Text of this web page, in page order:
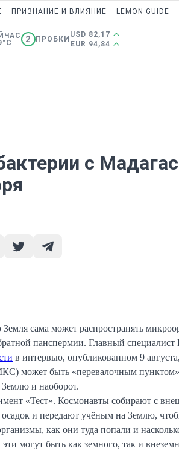
ПРИЗНАНИЕ И ВЛИЯНИЕ LEMON GUIDE
2 ПРОБКИ
USD 82,17
EUR 94,84
с
сама может распространять
панспермии. Главный
в интервью, опубликованном 9
может быть «перевалочным
и наоборот.
«Тест». Космонавты собирают с
и передают учёным на Землю,
как они туда попали и
могут быть как земного, так и